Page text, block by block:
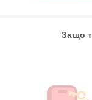
Защо